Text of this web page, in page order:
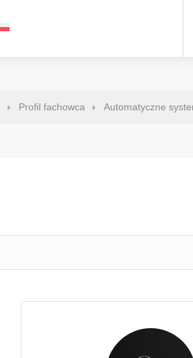
Profil fachowca Automatyczne